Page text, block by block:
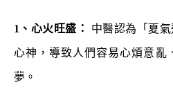
1、心火旺盛： 中醫認為「夏
心神，導致人們容易心煩意亂
夢。